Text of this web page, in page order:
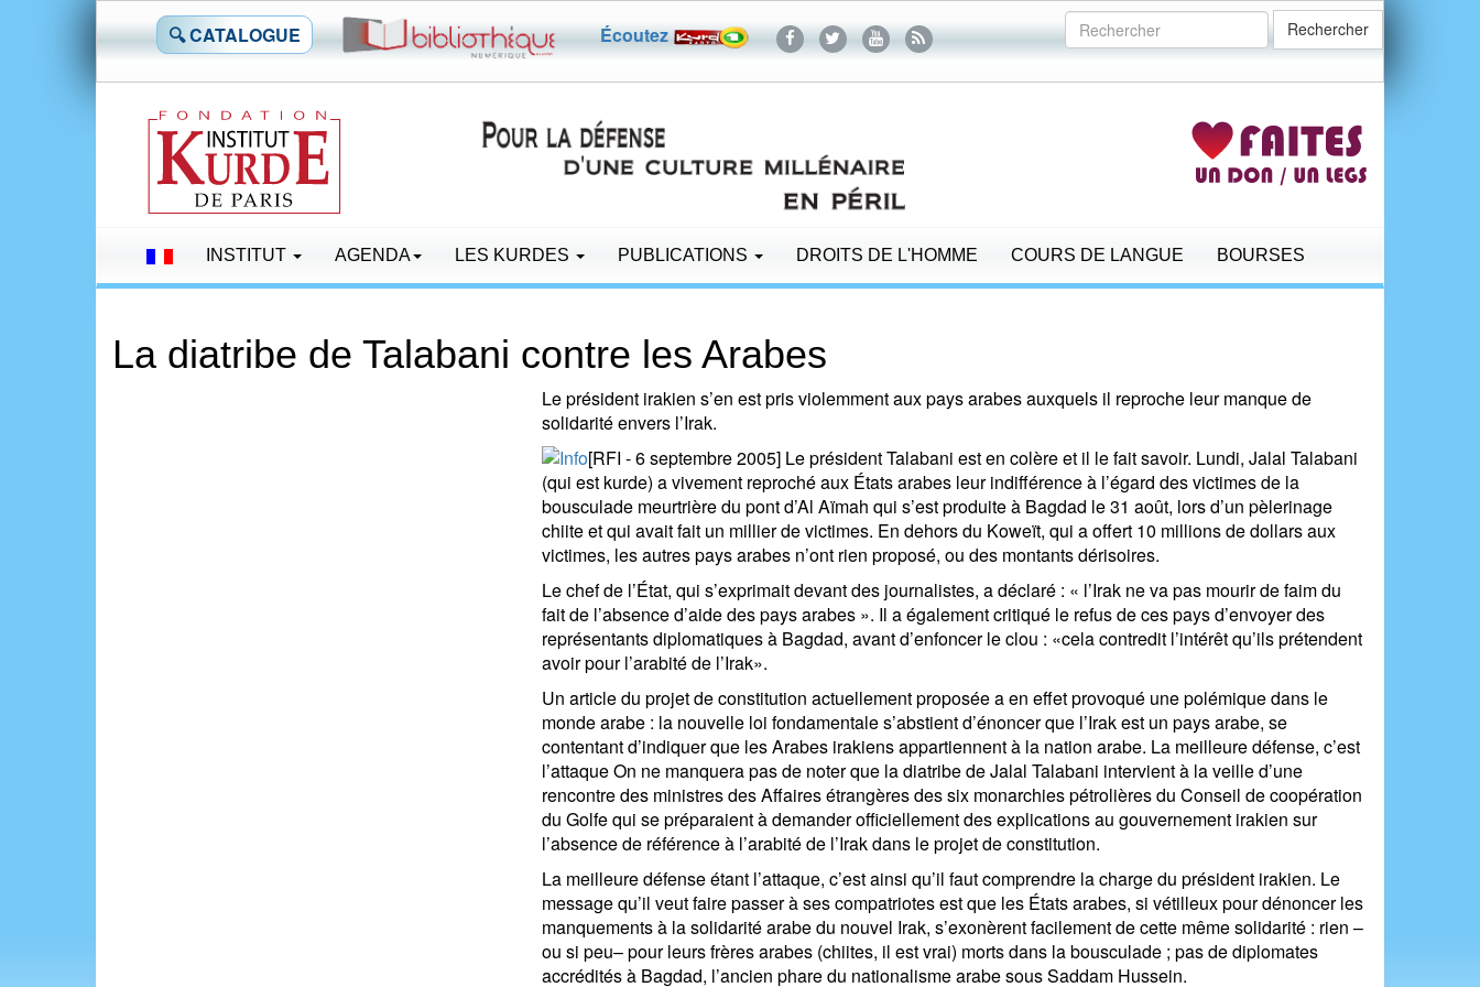
🔍 CATALOGUE Écoutez Rechercher
INSTITUT AGENDA LES KURDES PUBLICATIONS DROITS DE L'HOMME COURS DE LANGUE BOURSES
La diatribe de Talabani contre les Arabes
Le président irakien s’en est pris violemment aux pays arabes auxquels il reproche leur manque de
solidarité envers l’Irak.
[RFI - 6 septembre 2005] Le président Talabani est en colère et il le fait savoir. Lundi, Jalal Talabani
(qui est kurde) a vivement reproché aux États arabes leur indifférence à l’égard des victimes de la
bousculade meurtrière du pont d’Al Aïmah qui s’est produite à Bagdad le 31 août, lors d’un pèlerinage
chiite et qui avait fait un millier de victimes. En dehors du Koweït, qui a offert 10 millions de dollars aux
victimes, les autres pays arabes n’ont rien proposé, ou des montants dérisoires.
Le chef de l’État, qui s’exprimait devant des journalistes, a déclaré : « l’Irak ne va pas mourir de faim du
fait de l’absence d’aide des pays arabes ». Il a également critiqué le refus de ces pays d’envoyer des
représentants diplomatiques à Bagdad, avant d’enfoncer le clou : «cela contredit l’intérêt qu’ils prétendent
avoir pour l’arabité de l’Irak».
Un article du projet de constitution actuellement proposée a en effet provoqué une polémique dans le
monde arabe : la nouvelle loi fondamentale s’abstient d’énoncer que l’Irak est un pays arabe, se
contentant d’indiquer que les Arabes irakiens appartiennent à la nation arabe. La meilleure défense, c’est
l’attaque On ne manquera pas de noter que la diatribe de Jalal Talabani intervient à la veille d’une
rencontre des ministres des Affaires étrangères des six monarchies pétrolières du Conseil de coopération
du Golfe qui se préparaient à demander officiellement des explications au gouvernement irakien sur
l’absence de référence à l’arabité de l’Irak dans le projet de constitution.
La meilleure défense étant l’attaque, c’est ainsi qu’il faut comprendre la charge du président irakien. Le
message qu’il veut faire passer à ses compatriotes est que les États arabes, si vétilleux pour dénoncer les
manquements à la solidarité arabe du nouvel Irak, s’exonèrent facilement de cette même solidarité : rien –
ou si peu– pour leurs frères arabes (chiites, il est vrai) morts dans la bousculade ; pas de diplomates
accrédités à Bagdad, l’ancien phare du nationalisme arabe sous Saddam Hussein.